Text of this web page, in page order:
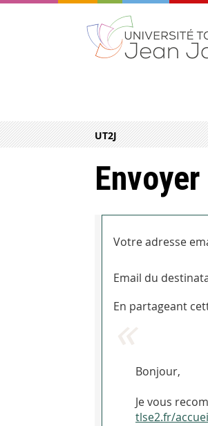
UT2J
Votre adresse
Email du
En partageant
Bonjour,
Je vous
tlse2.fr/